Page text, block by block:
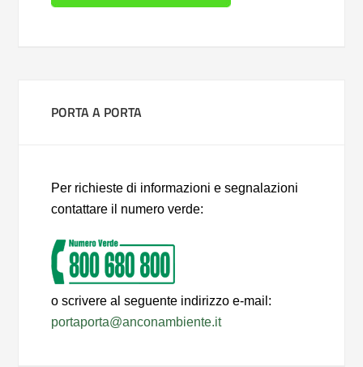
PORTA A PORTA
Per richieste di informazioni e segnalazioni
contattare il numero verde:
o scrivere al seguente indirizzo e-mail:
portaporta@anconambiente.it